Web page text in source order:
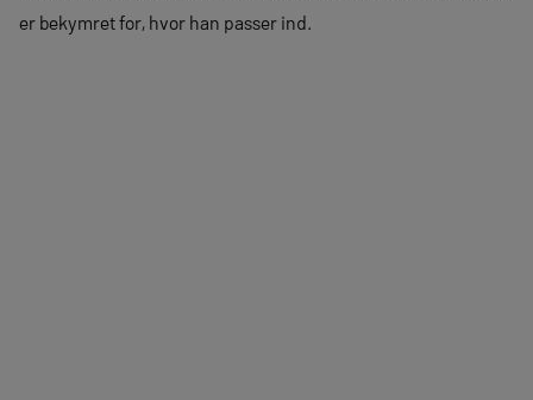
er bekymret for, hvor han passer ind.